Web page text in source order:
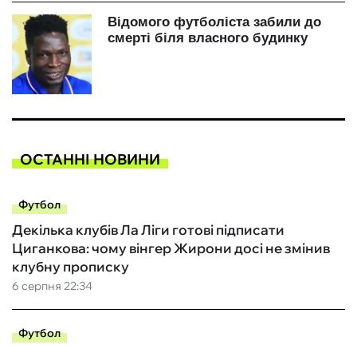
ОСТАННІ НОВИНИ
Футбол
6 серпня 22:34
Декілька клубів Ла Ліги готові підписати
Циганкова: чому вінгер Жирони досі не змінив
клубну прописку
Футбол